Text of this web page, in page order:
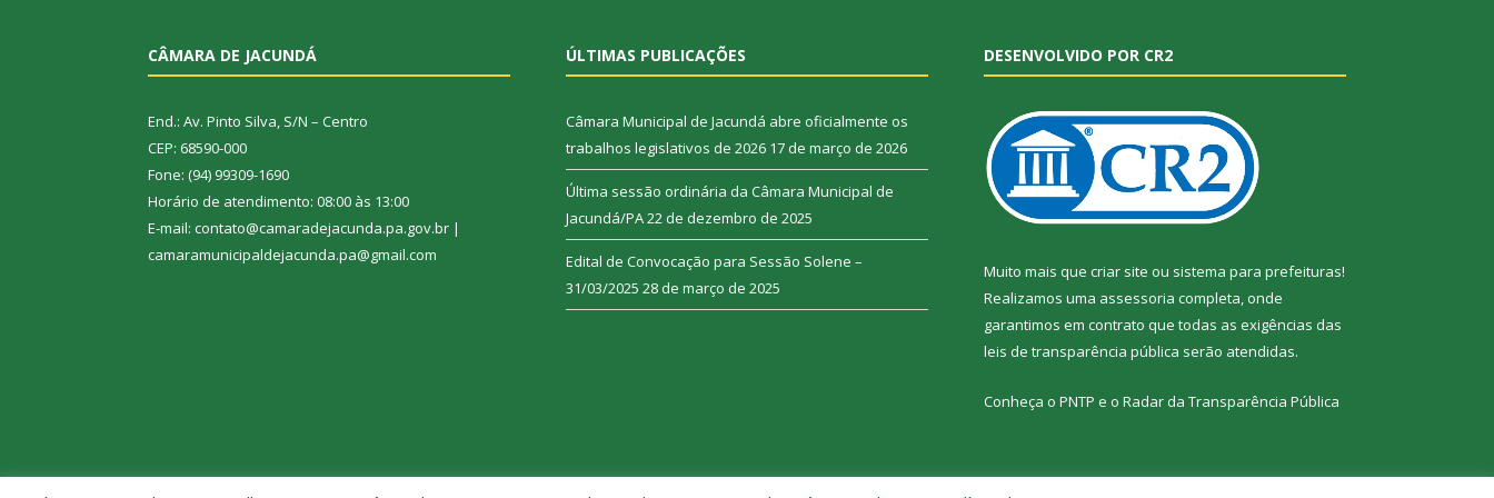
CÂMARA DE JACUNDÁ
End.: Av. Pinto Silva, S/N – Centro
CEP: 68590-000
Fone: (94) 99309-1690
Horário de atendimento: 08:00 às 13:00
E-mail: contato@camaradejacunda.pa.gov.br |
camaramunicipaldejacunda.pa@gmail.com
ÚLTIMAS PUBLICAÇÕES
Câmara Municipal de Jacundá abre oficialmente os
trabalhos legislativos de 2026 17 de março de 2026
Última sessão ordinária da Câmara Municipal de
Jacundá/PA22 de dezembro de 2025
Edital de Convocação para Sessão Solene –
31/03/2025 28 de março de 2025
DESENVOLVIDO POR CR2
Muito mais que criar site ou sistema para prefeituras!
Realizamos uma assessoria completa, onde
garantimos em contrato que todas as exigências das
leis de transparência pública serão atendidas.
Conheça o PNTP e o Radar da Transparência Pública